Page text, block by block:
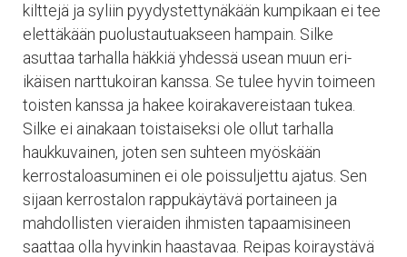
kilttejä ja syliin pyydystettynäkään kumpikaan ei tee
elettäkään puolustautuakseen hampain. Silke
asuttaa tarhalla häkkiä yhdessä usean muun eri-
ikäisen narttukoiran kanssa. Se tulee hyvin toimeen
toisten kanssa ja hakee koirakavereistaan tukea.
Silke ei ainakaan toistaiseksi ole ollut tarhalla
haukkuvainen, joten sen suhteen myöskään
kerrostaloasuminen ei ole poissuljettu ajatus. Sen
sijaan kerrostalon rappukäytävä portaineen ja
mahdollisten vieraiden ihmisten tapaamisineen
saattaa olla hyvinkin haastavaa. Reipas koiraystävä